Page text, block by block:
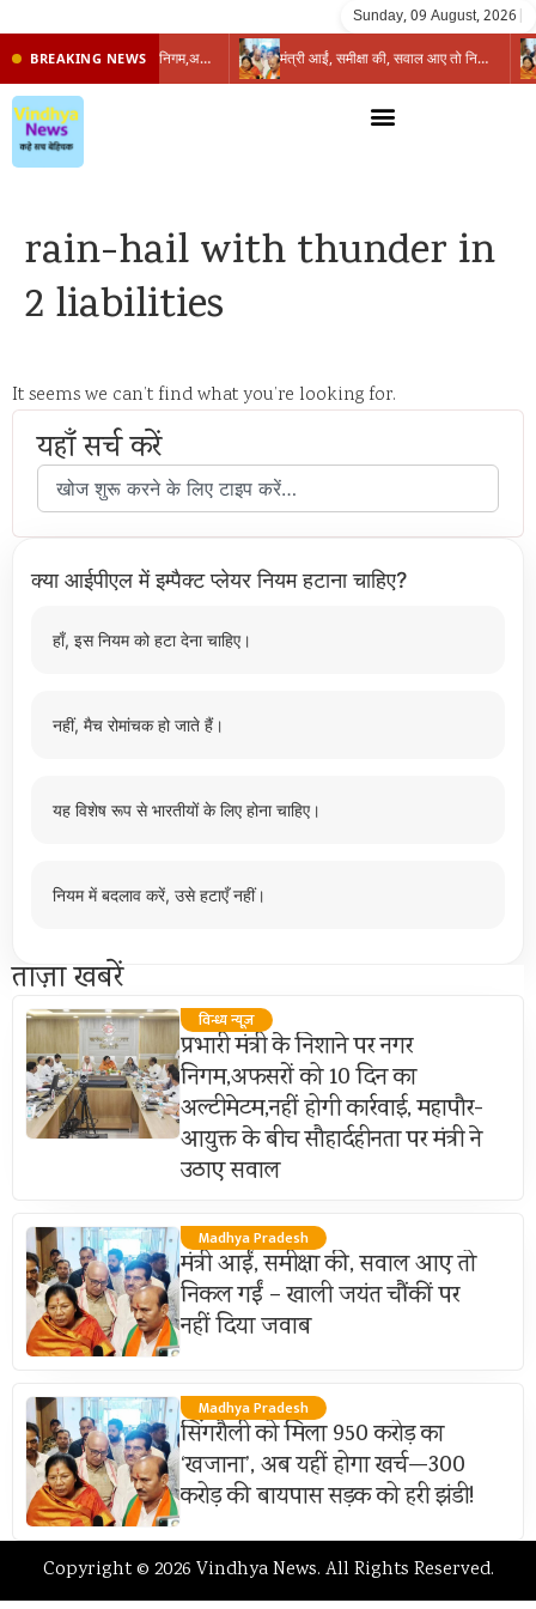
Sunday, 09 August, 2026
BREAKING NEWS प्रभारी मंत्री के निशाने पर नगर निगम,अफसरों को 10 दिन का अल्टीमेटम,नहीं होगी कार्रवाई, महापौर-आयुक्त के बीच सौहार्दहीनता पर मंत्री ने उठाए सवाल मंत्री आईं, समीक्षा की, सवाल आए तो निकल गईं – खाली जयंत चौंकीं पर नहीं दिया जवाब
rain-hail with thunder in
2 liabilities
It seems we can’t find what you’re looking for.
यहाँ सर्च करें
क्या आईपीएल में इम्पैक्ट प्लेयर नियम हटाना चाहिए?
हाँ, इस नियम को हटा देना चाहिए।
नहीं, मैच रोमांचक हो जाते हैं।
यह विशेष रूप से भारतीयों के लिए होना चाहिए।
नियम में बदलाव करें, उसे हटाएँ नहीं।
ताज़ा खबरें
विन्ध्य न्यूज़
प्रभारी मंत्री के निशाने पर नगर
निगम,अफसरों को 10 दिन का
अल्टीमेटम,नहीं होगी कार्रवाई, महापौर-
आयुक्त के बीच सौहार्दहीनता पर मंत्री ने
उठाए सवाल
Madhya Pradesh
मंत्री आईं, समीक्षा की, सवाल आए तो
निकल गईं – खाली जयंत चौंकीं पर
नहीं दिया जवाब
Madhya Pradesh
सिंगरौली को मिला 950 करोड़ का
‘खजाना’, अब यहीं होगा खर्च—300
करोड़ की बायपास सड़क को हरी झंडी!
Copyright © 2026 Vindhya News. All Rights Reserved.